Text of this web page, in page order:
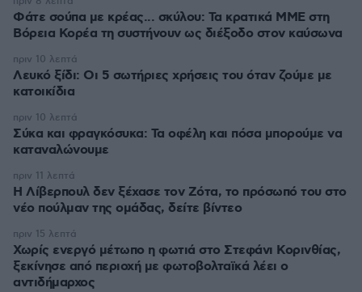
Φάτε σούπα με κρέας... σκύλου: Τα κρατικά ΜΜΕ στη
Βόρεια Κορέα τη συστήνουν ως διέξοδο στον καύσωνα
Λευκό ξίδι: Οι 5 σωτήριες χρήσεις του όταν ζούμε με
κατοικίδια
πριν 10 λεπτά
Σύκα και φραγκόσυκα: Τα οφέλη και πόσα μπορούμε να
καταναλώνουμε
πριν 10 λεπτά
Η Λίβερπουλ δεν ξέχασε τον Ζότα, το πρόσωπό του στο
νέο πούλμαν της ομάδας, δείτε βίντεο
πριν 11 λεπτά
Χωρίς ενεργό μέτωπο η φωτιά στο Στεφάνι Κορινθίας,
ξεκίνησε από περιοχή με φωτοβολταϊκά λέει ο
αντιδήμαρχος
πριν 15 λεπτά